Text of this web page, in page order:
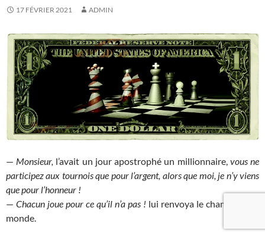
17 FÉVRIER 2021 ADMIN
— Monsieur, l’avait un jour apostrophé un millionnaire, vous ne
participez aux tournois que pour l’argent, alors que moi, je n’y viens
que pour l’honneur !
— Chacun joue pour ce qu’il n’a pas ! lui renvoya le champion du
monde.